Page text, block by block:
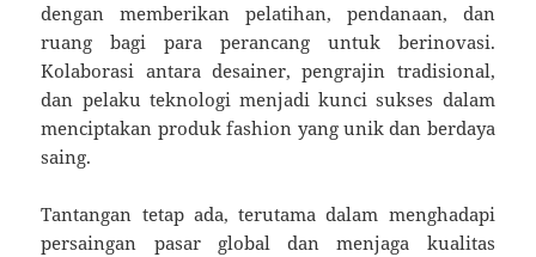
dengan memberikan pelatihan, pendanaan, dan
ruang bagi para perancang untuk berinovasi.
Kolaborasi antara desainer, pengrajin tradisional,
dan pelaku teknologi menjadi kunci sukses dalam
menciptakan produk fashion yang unik dan berdaya
saing.
Tantangan tetap ada, terutama dalam menghadapi
persaingan pasar global dan menjaga kualitas